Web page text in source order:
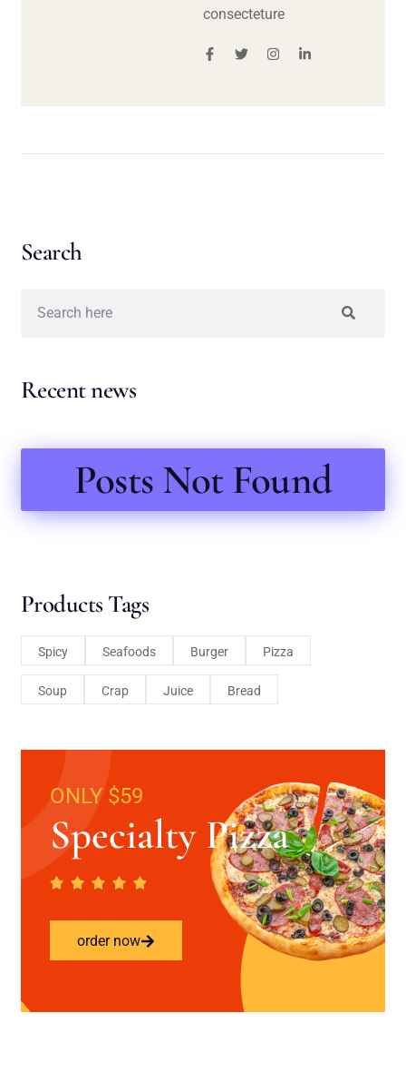
consecteture
Search
Recent news
Posts Not Found
Products Tags
Spicy Seafoods Burger Pizza
Soup Crap Juice Bread
ONLY $59
Specialty Pizza
order now